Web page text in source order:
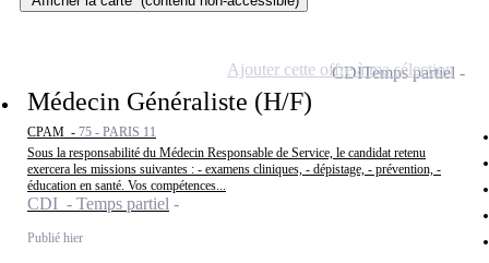
Médecin Généraliste (H/F)
CPAM - 75 - PARIS 11
Sous la responsabilité du Médecin Responsable de Service, le candidat retenu
exercera les missions suivantes : - examens cliniques, - dépistage, - prévention, -
éducation en santé. Vos compétences...
CDI - Temps partiel
Publié hier
CDITemps partiel
Ajouter cette offre à ma sélection